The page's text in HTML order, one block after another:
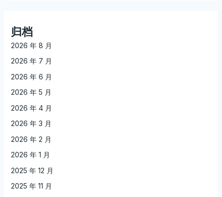
归档
2026 年 8 月
2026 年 7 月
2026 年 6 月
2026 年 5 月
2026 年 4 月
2026 年 3 月
2026 年 2 月
2026 年 1 月
2025 年 12 月
2025 年 11 月